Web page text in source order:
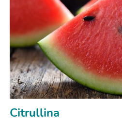
Citrullina